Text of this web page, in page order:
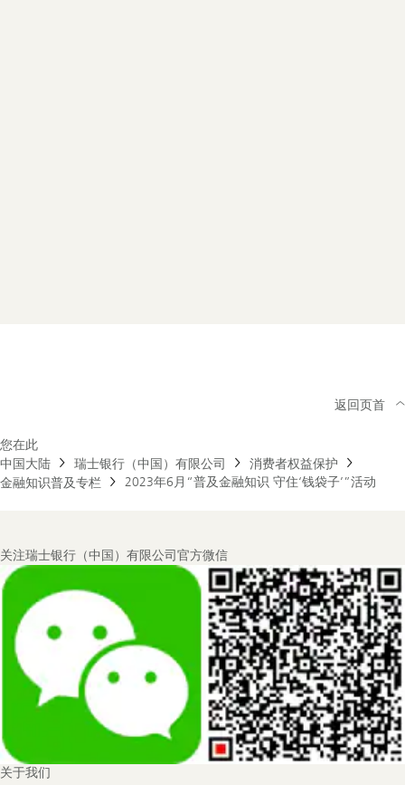
您在此
中国大陆
瑞士银行（中国）有限公司
消费者权益保护
金融知识普及专栏
2023年6月“普及金融知识 守住‘钱袋子’”活动
返回页首
Footer
Navigation
关注瑞士银行（中国）有限公司官方微信
关于我们